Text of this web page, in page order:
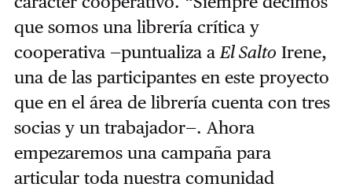
que somos una librería crítica y
cooperativa —puntualiza a El Salto Irene,
una de las participantes en este proyecto
que en el área de librería cuenta con tres
socias y un trabajador—. Ahora
empezaremos una campaña para
articular toda nuestra comunidad